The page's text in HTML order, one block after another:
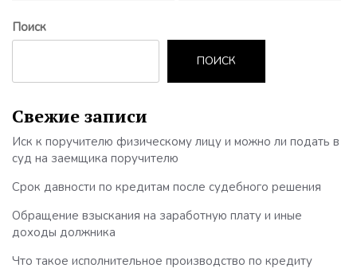
Поиск
ПОИСК
Свежие записи
Иск к поручителю физическому лицу и можно ли подать в
суд на заемщика поручителю
Срок давности по кредитам после судебного решения
Обращение взыскания на заработную плату и иные
доходы должника
Что такое исполнительное производство по кредиту